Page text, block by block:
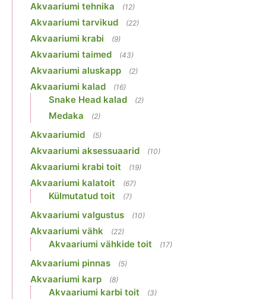
Akvaariumi tehnika (12)
Akvaariumi tarvikud (22)
Akvaariumi krabi (9)
Akvaariumi taimed (43)
Akvaariumi aluskapp (2)
Akvaariumi kalad (16)
Snake Head kalad (2)
Medaka (2)
Akvaariumid (5)
Akvaariumi aksessuaarid (10)
Akvaariumi krabi toit (19)
Akvaariumi kalatoit (67)
Külmutatud toit (7)
Akvaariumi valgustus (10)
Akvaariumi vähk (22)
Akvaariumi vähkide toit (17)
Akvaariumi pinnas (5)
Akvaariumi karp (8)
Akvaariumi karbi toit (3)